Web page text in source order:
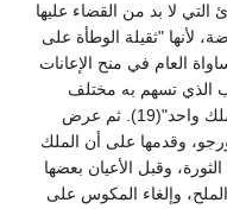
لا بد من القضاء عليها
لأنها "ثقيلة الوطأة على
العام في منح الإعانات
الذي تسهم به مختلف
الأقاليم والرعايا الذين يدينون ي بالتبعية لملك واحد"(19). ثم عرض
وقدمها على أن الملك
وقبل الأعيان بعضها
وإلغاء المكوس على